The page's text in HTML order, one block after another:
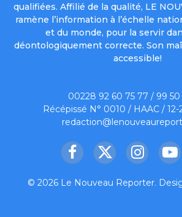
qualifiées. Affilié de la qualité, LE
ramène l’information à l’échelle
et du monde, pour la servir
déontologiquement correcte. Son
accessible!
00228 92 60 75 77 / 99 50
Récépissé N° 0010 / HAAC /
Facebook
X
Instagram
© 2026 Le Nouveau Reporter.